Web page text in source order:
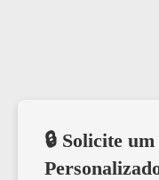
🔒 Solicite